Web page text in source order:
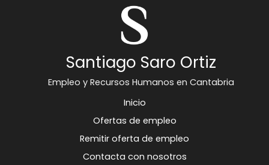
Santiago Saro Ortiz
Empleo y Recursos Humanos en Cantabria
Inicio
Ofertas de empleo
Remitir oferta de empleo
Contacta con nosotros